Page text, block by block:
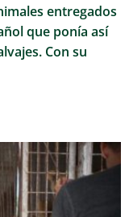
entregados
que ponía así
Con su